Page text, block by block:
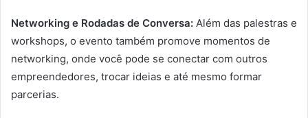
Networking e Rodadas de Conversa: Além das palestras e
workshops, o evento também promove momentos de
networking, onde você pode se conectar com outros
empreendedores, trocar ideias e até mesmo formar
parcerias.